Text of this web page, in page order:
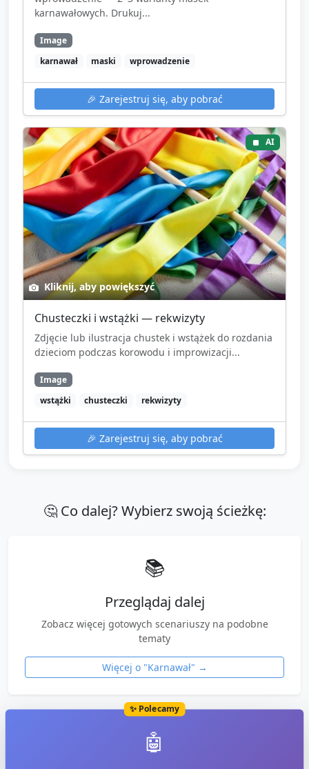
karnawałowych. Drukuj...
Image
karnawał
maski wprowadzenie
🎉 Zarejestruj się, aby pobrać
AI
Kliknij, aby powiększyć
Chusteczki i wstążki — rekwizyty
Zdjęcie lub ilustracja chustek i wstążek do rozdania
dzieciom podczas korowodu i improwizacji...
Image
wstążki
chusteczki rekwizyty
🎉 Zarejestruj się, aby pobrać
🤔 Co dalej? Wybierz swoją ścieżkę:
📚
Przeglądaj dalej
Zobacz więcej gotowych scenariuszy na podobne
tematy
Więcej o "Karnawał" →
✨ Polecamy
🤖